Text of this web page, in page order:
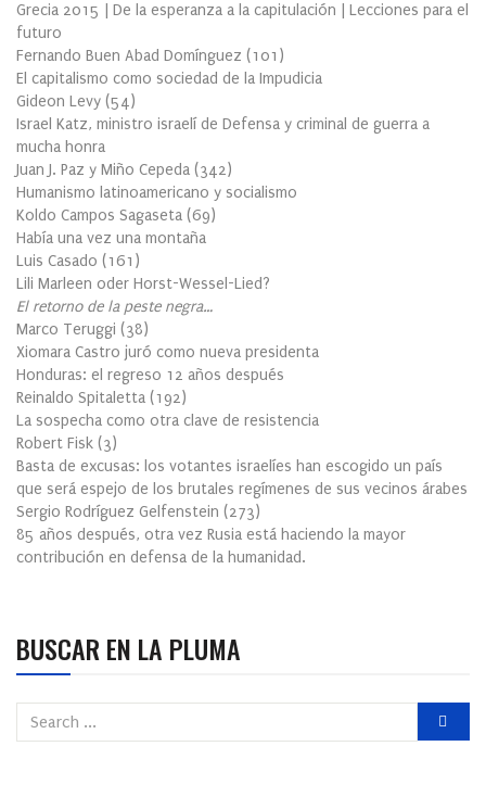
Grecia 2015 | De la esperanza a la capitulación | Lecciones para el
futuro
Fernando Buen Abad Domínguez (101 )
El capitalismo como sociedad de la Impudicia
Gideon Levy (54)
Israel Katz, ministro israelí de Defensa y criminal de guerra a
mucha honra
Juan J. Paz y Miño Cepeda (342)
Humanismo latinoamericano y socialismo
Koldo Campos Sagaseta (69)
Había una vez una montaña
Luis Casado (161 )
Lili Marleen oder Horst-Wessel-Lied?
El retorno de la peste negra…
Marco Teruggi (38)
Xiomara Castro juró como nueva presidenta
Honduras: el regreso 12 años después
Reinaldo Spitaletta (192)
La sospecha como otra clave de resistencia
Robert Fisk (3)
Basta de excusas: los votantes israelíes han escogido un país
que será espejo de los brutales regímenes de sus vecinos árabes
Sergio Rodríguez Gelfenstein (273)
85 años después, otra vez Rusia está haciendo la mayor
contribución en defensa de la humanidad.
BUSCAR EN LA PLUMA